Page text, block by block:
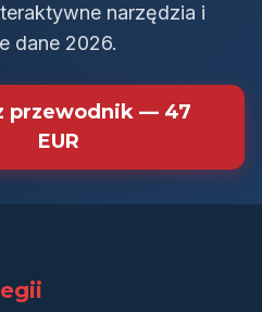
narzędzia i
dane 2026.
przewodnik — 47
EUR